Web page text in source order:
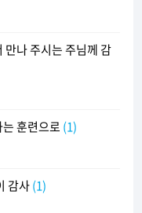
만나 주시는 주님께 감
훈련으로 (1)
감사(1)